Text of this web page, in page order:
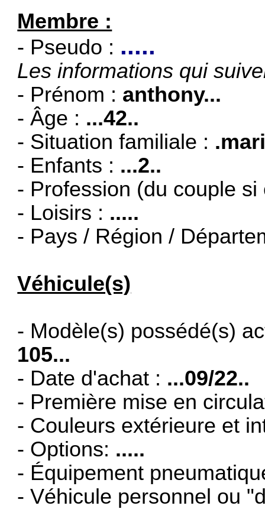
Membre :
- Pseudo : .....
Les informations qui
- Prénom : anthony...
- Âge : ...42..
- Situation familiale :
- Enfants : ...2..
- Profession (du couple
- Loisirs : .....
- Pays / Région /
Véhicule(s)
- Modèle(s) possédé(s)
105...
- Date d'achat : ...09/22..
- Première mise en
- Couleurs extérieure et
- Options: .....
- Équipement
- Véhicule personnel ou